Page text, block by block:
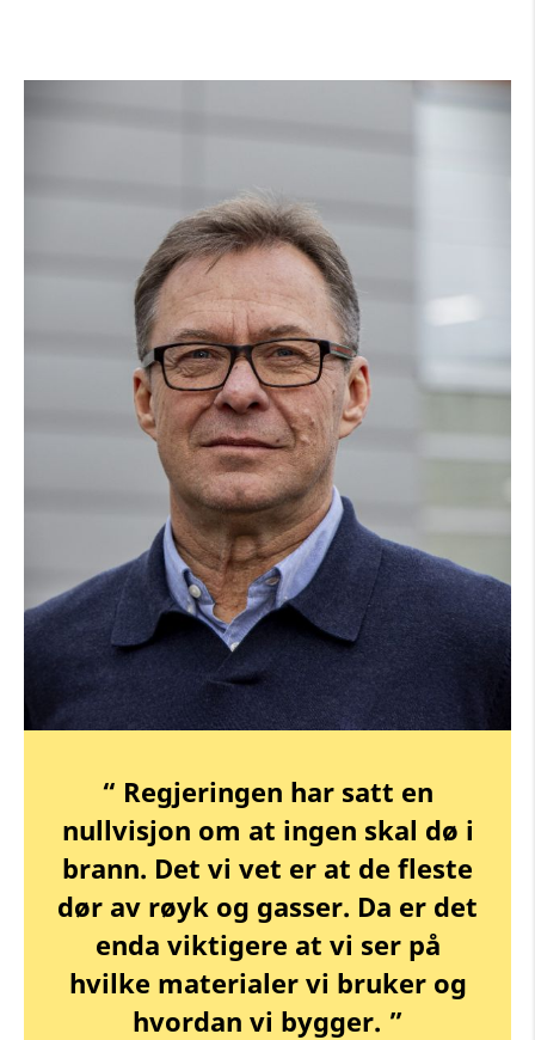
“ Regjeringen har satt en
nullvisjon om at ingen skal dø i
brann. Det vi vet er at de fleste
dør av røyk og gasser. Da er det
enda viktigere at vi ser på
hvilke materialer vi bruker og
hvordan vi bygger. ”